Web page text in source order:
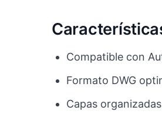
Compatible con
Formato DWG
Capas